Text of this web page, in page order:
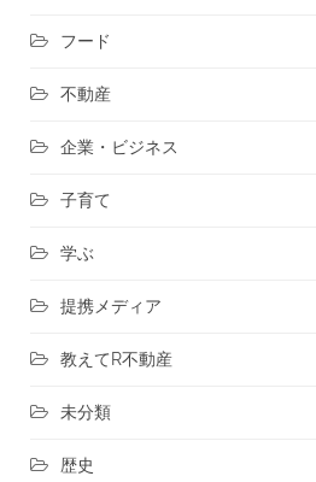
フード
不動産
企業・ビジネス
子育て
学ぶ
提携メディア
教えてR不動産
未分類
歴史